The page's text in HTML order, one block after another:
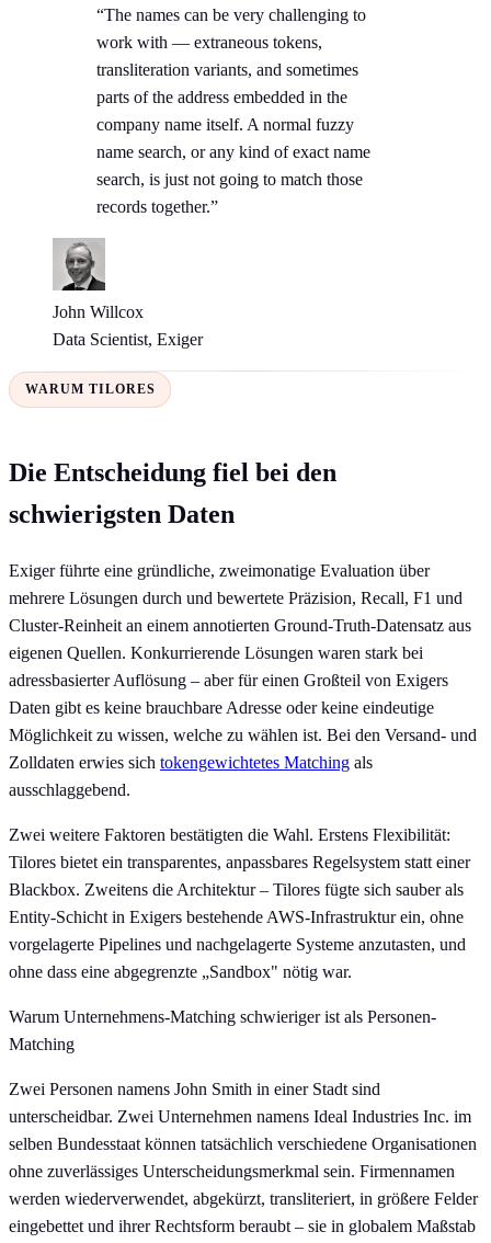
“The names can be very challenging to
work with — extraneous tokens,
transliteration variants, and sometimes
parts of the address embedded in the
company name itself. A normal fuzzy
name search, or any kind of exact name
search, is just not going to match those
records together.”
John Willcox
Data Scientist, Exiger
WARUM TILORES
Die Entscheidung fiel bei den
schwierigsten Daten
Exiger führte eine gründliche, zweimonatige Evaluation über
mehrere Lösungen durch und bewertete Präzision, Recall, F1 und
Cluster-Reinheit an einem annotierten Ground-Truth-Datensatz aus
eigenen Quellen. Konkurrierende Lösungen waren stark bei
adressbasierter Auflösung – aber für einen Großteil von Exigers
Daten gibt es keine brauchbare Adresse oder keine eindeutige
Möglichkeit zu wissen, welche zu wählen ist. Bei den Versand- und
Zolldaten erwies sich tokengewichtetes Matching als
ausschlaggebend.
Zwei weitere Faktoren bestätigten die Wahl. Erstens Flexibilität:
Tilores bietet ein transparentes, anpassbares Regelsystem statt einer
Blackbox. Zweitens die Architektur – Tilores fügte sich sauber als
Entity-Schicht in Exigers bestehende AWS-Infrastruktur ein, ohne
vorgelagerte Pipelines und nachgelagerte Systeme anzutasten, und
ohne dass eine abgegrenzte „Sandbox" nötig war.
Warum Unternehmens-Matching schwieriger ist als Personen-
Matching
Zwei Personen namens John Smith in einer Stadt sind
unterscheidbar. Zwei Unternehmen namens Ideal Industries Inc. im
selben Bundesstaat können tatsächlich verschiedene Organisationen
ohne zuverlässiges Unterscheidungsmerkmal sein. Firmennamen
werden wiederverwendet, abgekürzt, transliteriert, in größere Felder
eingebettet und ihrer Rechtsform beraubt – sie in globalem Maßstab